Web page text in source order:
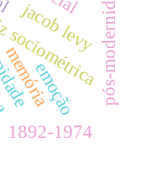
pós-modernidade
memóriaemoção
jacob levy
1892-1974